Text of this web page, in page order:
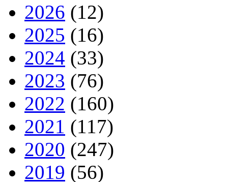
2026 (12)
2025 (16)
2024 (33)
2023 (76)
2022 (160)
2021 (117)
2020 (247)
2019 (56)